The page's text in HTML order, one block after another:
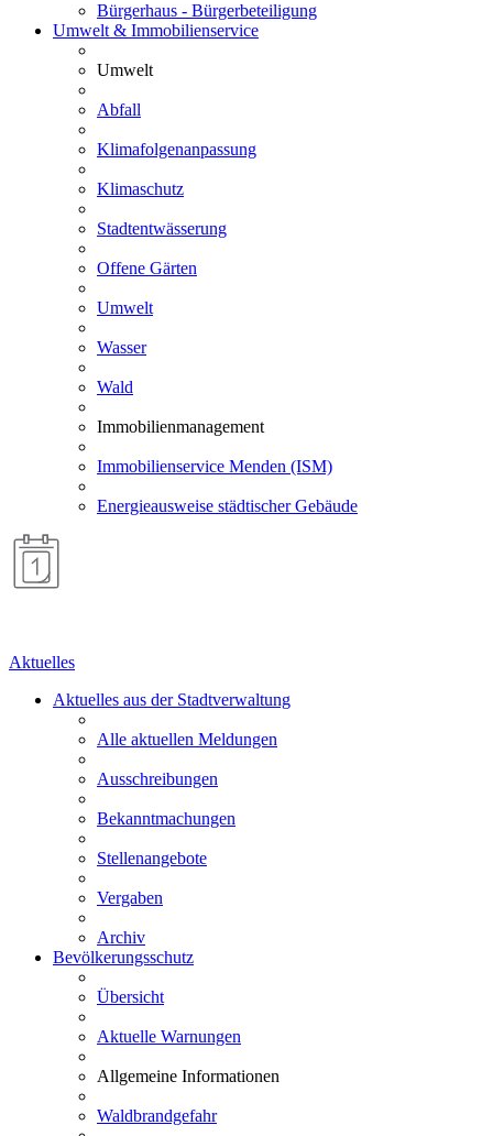
Bürgerhaus - Bürgerbeteiligung
Umwelt & Immobilienservice
Umwelt
Abfall
Klimafolgenanpassung
Klimaschutz
Stadtentwässerung
Offene Gärten
Umwelt
Wasser
Wald
Immobilienmanagement
Immobilienservice Menden (ISM)
Energieausweise städtischer Gebäude
Aktuelles
Aktuelles aus der Stadtverwaltung
Alle aktuellen Meldungen
Ausschreibungen
Bekanntmachungen
Stellenangebote
Vergaben
Archiv
Bevölkerungsschutz
Übersicht
Aktuelle Warnungen
Allgemeine Informationen
Waldbrandgefahr